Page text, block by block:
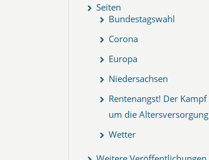
Seiten
Bundestagswahl
Corona
Europa
Niedersachsen
Rentenangst! Der Kampf
um die Altersversorgung
Wetter